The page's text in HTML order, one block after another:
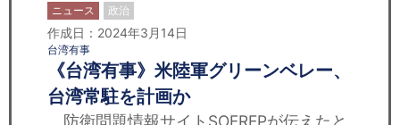
ニュース 政治
作成日：2024年3月14日
台湾有事
《台湾有事》米陸軍グリーンベレー、
台湾常駐を計画か
防衛問題情報サイトSOFREPが伝えたと